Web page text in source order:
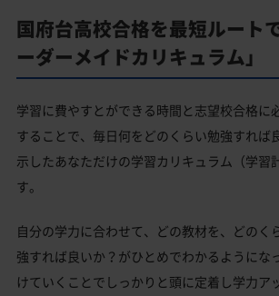
国府台高校合格を最短ルート
ーダーメイドカリキュラム」
学習に費やすとができる時間と志望校合格に
することで、毎日何をどのくらい勉強すれば
示したあなただけの学習カリキュラム（学習
す。
自分の学力に合わせて、どの教材を、どのく
強すれば良いか？がひとめでわかるようにな
けていくことでしっかりと頭に定着し学力ア